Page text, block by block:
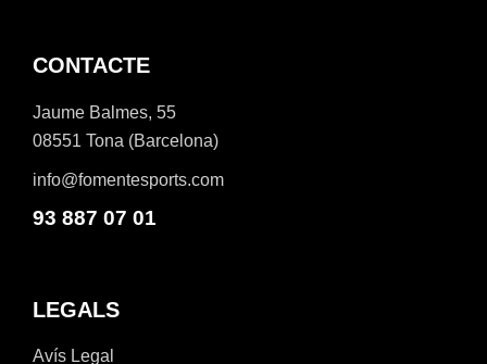
CONTACTE
Jaume Balmes, 55
08551 Tona (Barcelona)
info@fomentesports.com
93 887 07 01
LEGALS
Avís Legal